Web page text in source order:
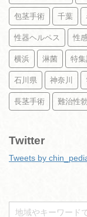
包茎手術 千葉
性器ヘルペス 性
横浜 淋菌 特
石川県 神奈川
長茎手術 難治性
Twitter
Tweets by